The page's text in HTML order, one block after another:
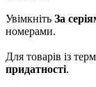
Увімкніть За
номерами.
Для товарів із
придатності.